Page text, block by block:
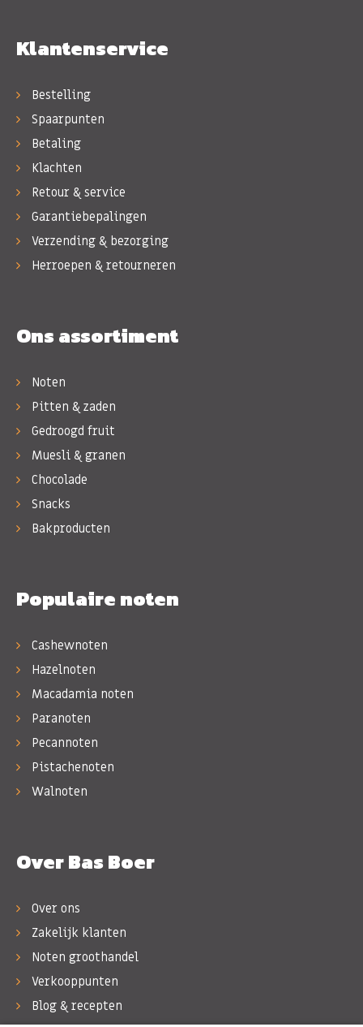
Klantenservice
Bestelling
Spaarpunten
Betaling
Klachten
Retour & service
Garantiebepalingen
Verzending & bezorging
Herroepen & retourneren
Ons assortiment
Noten
Pitten & zaden
Gedroogd fruit
Muesli & granen
Chocolade
Snacks
Bakproducten
Populaire noten
Cashewnoten
Hazelnoten
Macadamia noten
Paranoten
Pecannoten
Pistachenoten
Walnoten
Over Bas Boer
Over ons
Zakelijk klanten
Noten groothandel
Verkooppunten
Blog & recepten